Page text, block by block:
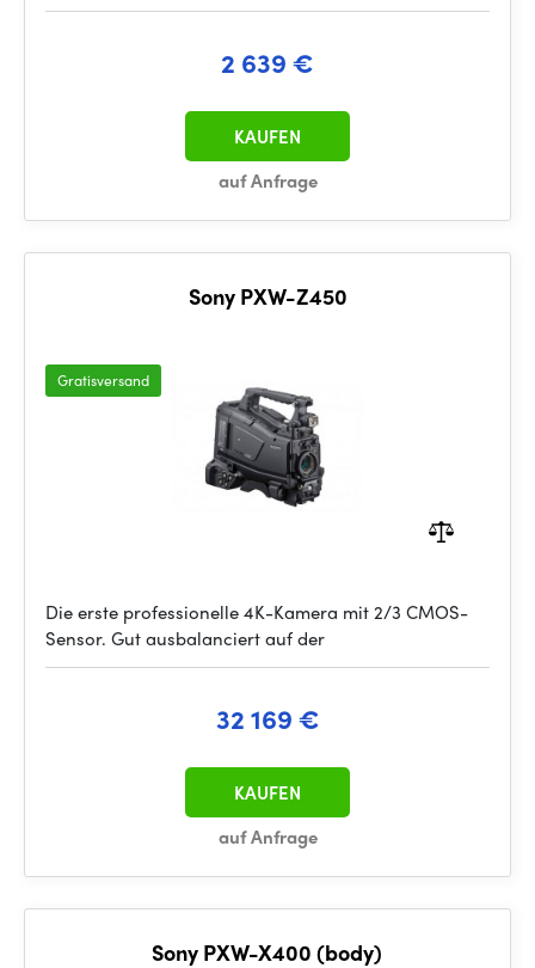
2 639 €
auf Anfrage
KAUFEN
Sony PXW-Z450
Gratisversand
Die erste professionelle 4K-Kamera mit 2/3 CMOS-
Sensor. Gut ausbalanciert auf der
32 169 €
auf Anfrage
KAUFEN
Sony PXW-X400 (body)